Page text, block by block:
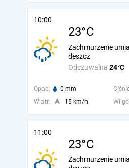
10:00
23°C
Odczuwalna 24°C
Zachmurzenie
deszcz
Opad: 0 mm
Wiatr:
15 km/h
11:00
23°C
Zachmurzenie